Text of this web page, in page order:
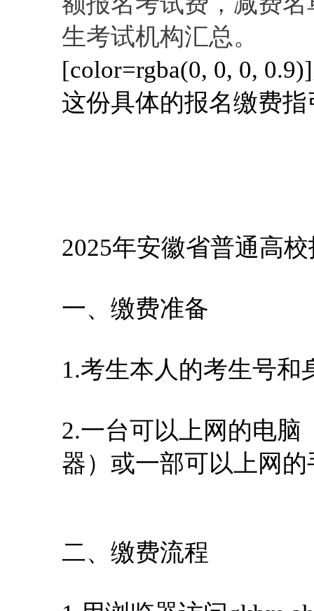
生考试机构汇总。
[color=rgba(0, 0, 0, 0.9)]
这份具体的报名缴费指
2025年安徽省普通高
一、缴费准备
1.考生本人的考生号和
2.一台可以上网的电脑
器）或一部可以上网的
二、缴费流程